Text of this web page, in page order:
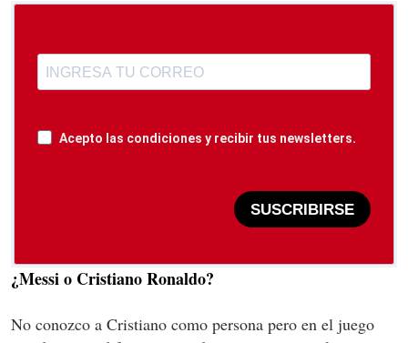
Acepto las condiciones y recibir tus newsletters.
SUSCRIBIRSE
¿Messi o Cristiano Ronaldo?
No conozco a Cristiano como persona pero en el juego